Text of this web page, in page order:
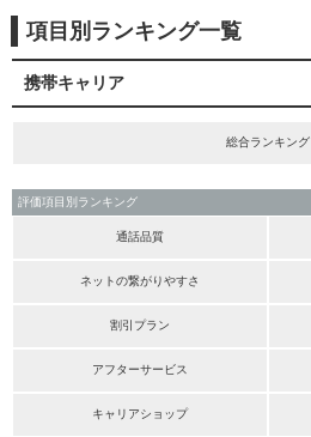
項目別ランキング一覧
携帯キャリア
総合ランキング
評価項目別ランキング
通話品質
ネットの繋がりやすさ
割引プラン
アフターサービス
キャリアショップ